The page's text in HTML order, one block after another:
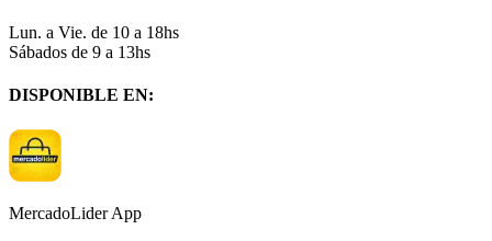
Lun. a Vie. de 10 a 18hs
Sábados de 9 a 13hs
DISPONIBLE EN:
MercadoLider App